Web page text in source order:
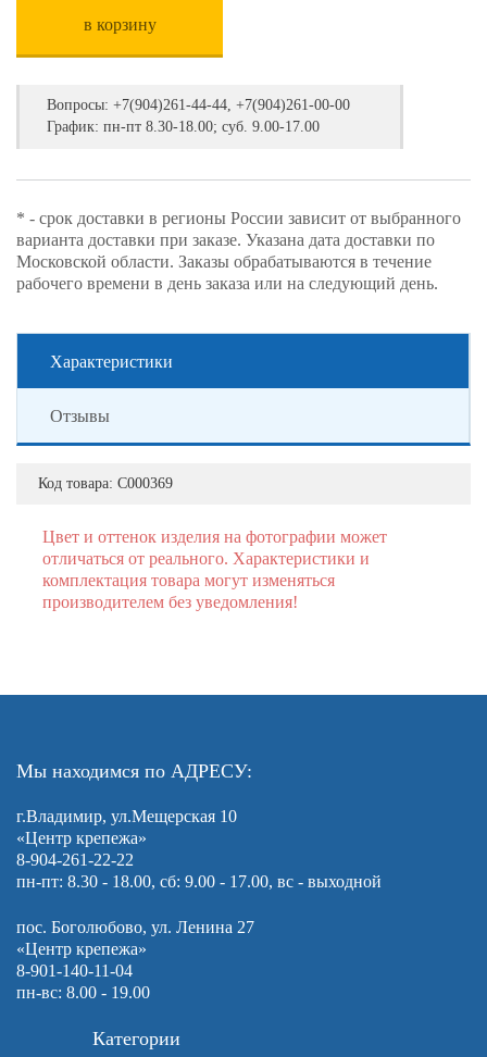
в корзину
Вопросы: +7(904)261-44-44, +7(904)261-00-00
График: пн-пт 8.30-18.00; суб. 9.00-17.00
* - срок доставки в регионы России зависит от выбранного
варианта доставки при заказе. Указана дата доставки по
Московской области. Заказы обрабатываются в течение
рабочего времени в день заказа или на следующий день.
Характеристики
Отзывы
Код товара: С000369
Цвет и оттенок изделия на фотографии может
отличаться от реального. Характеристики и
комплектация товара могут изменяться
производителем без уведомления!
Мы находимся по АДРЕСУ:
г.Владимир, ул.Мещерская 10
«Центр крепежа»
8-904-261-22-22
пн-пт: 8.30 - 18.00, сб: 9.00 - 17.00, вс - выходной
пос. Боголюбово, ул. Ленина 27
«Центр крепежа»
8-901-140-11-04
пн-вс: 8.00 - 19.00
Категории